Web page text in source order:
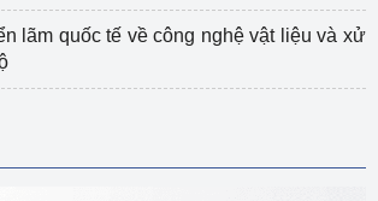
lãm quốc tế về công nghệ vật liệu và xử